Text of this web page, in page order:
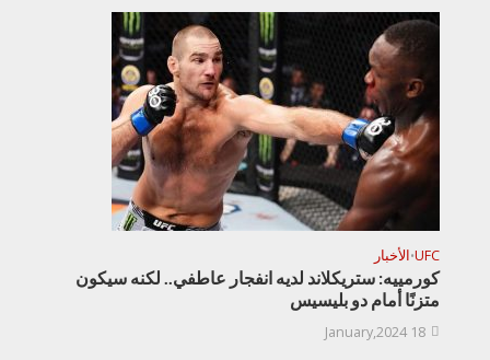
UFC
•الأخبار
كورمييه: ستريكلاند لديه انفجار عاطفي.. لكنه سيكون
متزنًا أمام دو بليسيس
18 January,2024